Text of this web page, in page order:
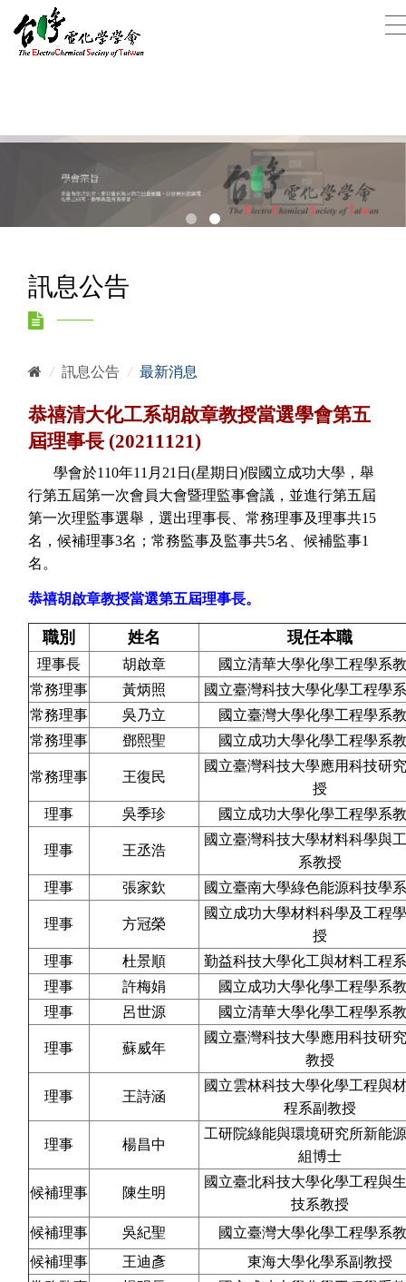
訊息公告
/ 訊息公告 / 最新消息
恭禧清大化工系胡啟章教授當選學會第五
屆理事長 (20211121)
學會於110年11月21日(星期日)假國立成功大學， 舉
行第五屆第一次會員大會暨理監事會議， 並進行第五屆
第一次理監事選舉， 選出理事長、常務理事及理事共15
名，候補理事3名； 常務監事及監事共5名、候補監事1
名。
恭禧胡啟章教授當選第五屆理事長。
職別 姓名 現任本職
理事長 胡啟章
國立清華大學化學工程學系
常務理事
黃炳照
國立臺灣科技大學化學工程學
常務理事
吳乃立
國立臺灣大學化學工程學系
常務理事
鄧熙聖 國立成功大學化學工程學系
常務理事 王復民
國立臺灣科技大學應用科技研
授
理事
吳季珍 國立成功大學化學工程學系
理事 王丞浩
國立臺灣科技大學材料科學與
系教授
理事
張家欽 國立臺南大學綠色能源科技學
理事 方冠榮
國立成功大學材料科學及工程
授
理事
杜景順
勤益科技大學化工與材料工程
理事
許梅娟
國立成功大學化學工程學系
理事
呂世源 國立清華大學化學工程學系
理事 蘇威年
國立臺灣科技大學應用科技研
教授
理事 王詩涵
國立雲林科技大學化學工程與
程系副教授
理事 楊昌中
工研院綠能與環境研究所新能
組博士
候補理事 陳生明
國立臺北科技大學化學工程與
技系教授
候補理事
吳紀聖
國立臺灣大學化學工程學系
候補理事
王迪彥 東海大學化學系副 教授